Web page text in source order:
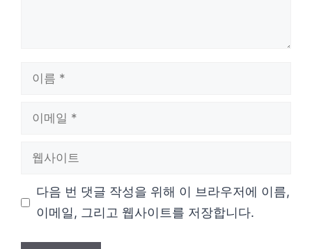
다음 번 댓글 작성을 위해 이 브라우저에 이름,
이메일, 그리고 웹사이트를 저장합니다.